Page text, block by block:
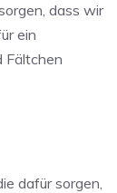
dass wir
ein
Fältchen
dafür sorgen,